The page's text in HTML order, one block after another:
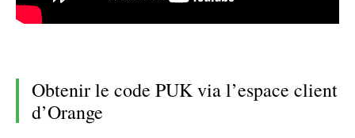
Obtenir le code PUK via l’espace client
d’Orange